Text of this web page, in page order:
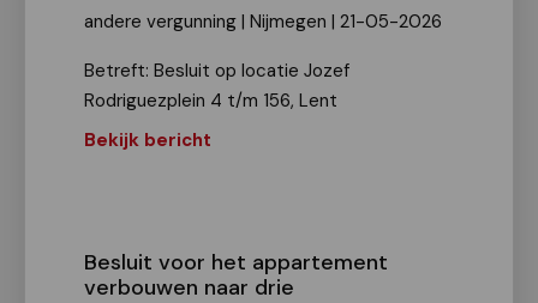
andere vergunning | Nijmegen | 21-05-2026
Betreft: Besluit op locatie Jozef
Rodriguezplein 4 t/m 156, Lent
Bekijk bericht
Besluit voor het appartement
verbouwen naar drie